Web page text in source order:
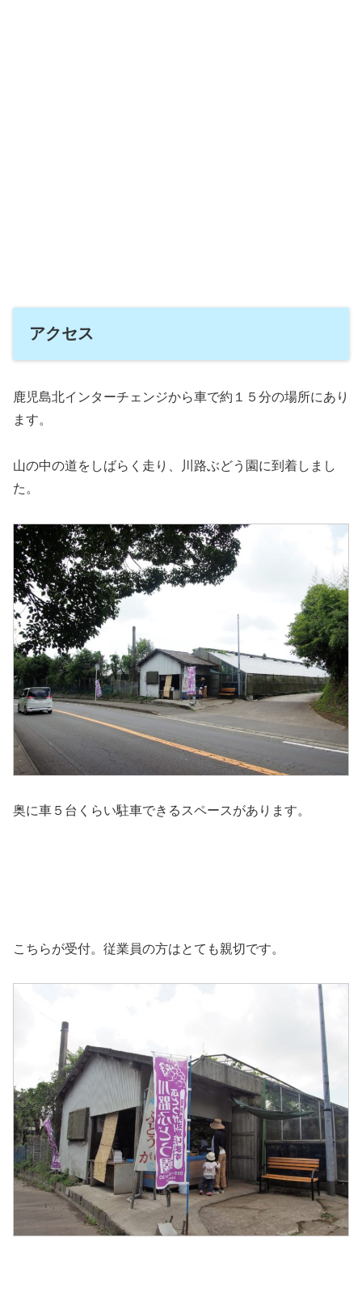
アクセス
鹿児島北インターチェンジから車で約１５分の場所にあり
ます。
山の中の道をしばらく走り、川路ぶどう園に到着しまし
た。
奥に車５台くらい駐車できるスペースがあります。
こちらが受付。従業員の方はとても親切です。